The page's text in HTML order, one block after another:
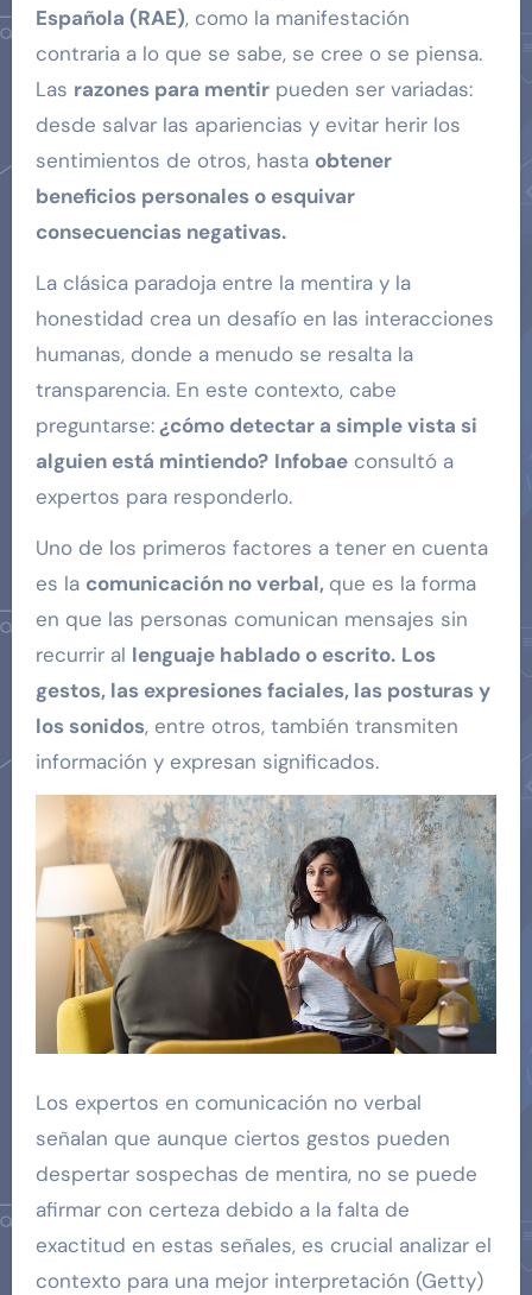
Española (RAE), como la manifestación
contraria a lo que se sabe, se cree o se piensa.
Las razones para mentirpueden ser variadas:
desde salvar las apariencias y evitar herir los
sentimientos de otros, hasta obtener
beneficios personales o esquivar
consecuencias negativas.
La clásica paradoja entre la mentira y la
honestidad crea un desafío en las interacciones
humanas, donde a menudo se resalta la
transparencia. En este contexto, cabe
preguntarse:¿cómo detectar a simple vista si
alguien está mintiendo? Infobaeconsultó a
expertos para responderlo.
Uno de los primeros factores a tener en cuenta
es la comunicación no verbal, que es la forma
en que las personas comunican mensajes sin
recurrir al lenguaje hablado o escrito. Los
gestos, las expresiones faciales, las posturas y
los sonidos, entre otros, también transmiten
información y expresan significados.
Los expertos en comunicación no verbal
señalan que aunque ciertos gestos pueden
despertar sospechas de mentira, no se puede
afirmar con certeza debido a la falta de
exactitud en estas señales, es crucial analizar el
contexto para una mejor interpretación (Getty)